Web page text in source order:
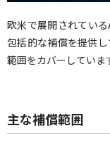
欧米で展開されてい
包括的な補償を提供
範囲をカバーしていま
主な補償範囲